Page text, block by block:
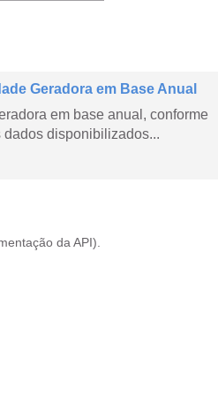
Geradora em Base Anual
em base anual, conforme
disponibilizados...
da API ).